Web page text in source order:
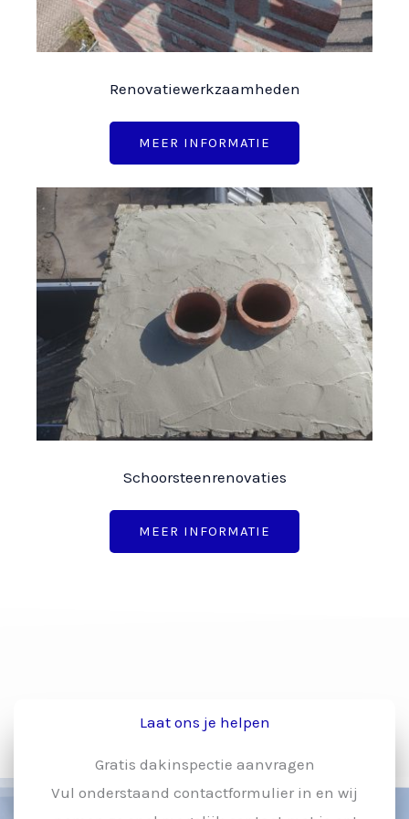
Renovatiewerkzaamheden
MEER INFORMATIE
Schoorsteenrenovaties
MEER INFORMATIE
Laat ons je helpen
Gratis dakinspectie aanvragen
Vul onderstaand contactformulier in en wij